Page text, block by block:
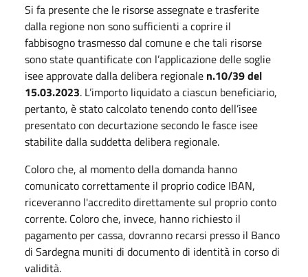
Si fa presente che le risorse assegnate e trasferite
dalla regione non sono sufficienti a coprire il
fabbisogno trasmesso dal comune e che tali risorse
sono state quantificate con l’applicazione delle soglie
isee approvate dalla delibera regionale n.10/39 del
15.03.2023. L’importo liquidato a ciascun beneficiario,
pertanto, è stato calcolato tenendo conto dell’isee
presentato con decurtazione secondo le fasce isee
stabilite dalla suddetta delibera regionale.
Coloro che, al momento della domanda hanno
comunicato correttamente il proprio codice IBAN,
riceveranno l'accredito direttamente sul proprio conto
corrente. Coloro che, invece, hanno richiesto il
pagamento per cassa, dovranno recarsi presso il Banco
di Sardegna muniti di documento di identità in corso di
validità.